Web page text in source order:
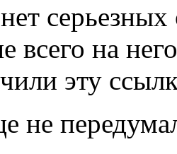
всего на
эту
не